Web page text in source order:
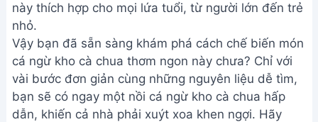
này thích hợp cho mọi lứa tuổi, từ người lớn đến trẻ
nhỏ.
Vậy bạn đã sẵn sàng khám phá cách chế biến món
cá ngừ kho cà chua thơm ngon này chưa? Chỉ với
vài bước đơn giản cùng những nguyên liệu dễ tìm,
bạn sẽ có ngay một nồi cá ngừ kho cà chua hấp
dẫn, khiến cả nhà phải xuýt xoa khen ngợi. Hãy